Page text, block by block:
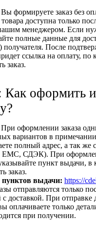
Вы формируете заказ без
доступна только
менеджером. Если
полные данные для
После
ссылка на оплату, по
заказ.
оформить и
При оформлении заказа
вариантов в
полный адрес, а так же
ЕМС, СДЭК). При
пункт выдачи, в
заказ.
пунктов выдачи: https://
отправляются только
с доставкой. При отправке
оплачиваете только
при получении.